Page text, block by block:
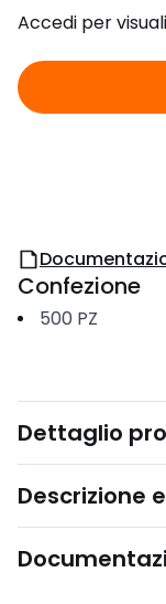
Accedi per
Confezione
500 PZ
Dettaglio
Descrizione